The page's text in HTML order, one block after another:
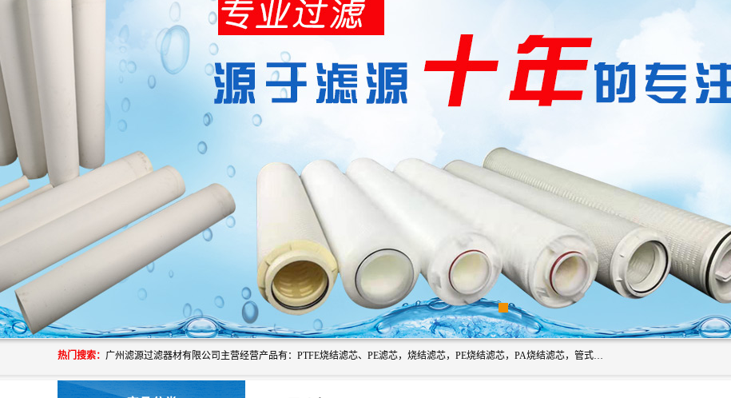
热门搜索： 广州滤源过滤器材有限公司主营经营产品有：PTFE烧结滤芯、PE滤芯，烧结滤芯，PE烧结滤芯，PA烧结滤芯，管式膜支撑管，真空上料机滤芯，粉末烧结滤芯，止溢滤芯，吸头滤芯，湿化瓶滤芯、不锈钢烧结滤芯等。公司现拥有一批精干的管理人员和一支高素质的技术队伍，舒适优雅的办公环境和拥有全新现代化标准厂房。